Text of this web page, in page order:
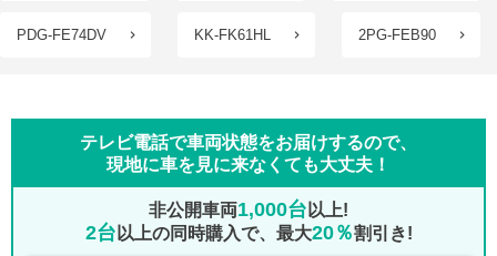
PDG-FE74DV KK-FK61HL 2PG-FEB90
テレビ電話で車両状態をお届けするので、
現地に車を見に来なくても大丈夫！
非公開車両1,000台 以上!
2台 以上の同時購入で、最大20％割引き!